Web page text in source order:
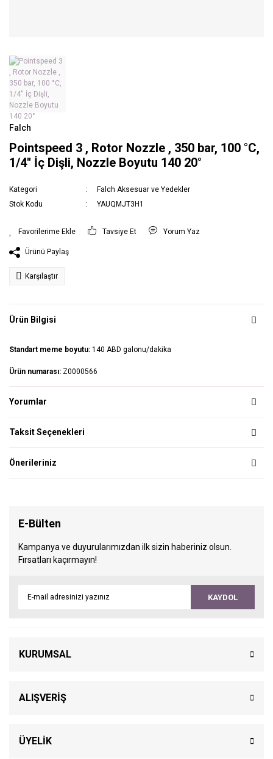
Falch
Pointspeed 3 , Rotor Nozzle , 350 bar, 100 °C,
1/4'' İç Dişli, Nozzle Boyutu 140 20°
Kategori
Falch Aksesuar ve Yedekler
Stok Kodu
YAUQMJT3H1
Tavsiye Et Yorum Yaz
Ürünü Paylaş
Karşılaştır
Ürün Bilgisi
Standart meme boyutu: 140 ABD galonu/dakika
Ürün numarası: Z0000566
Yorumlar
Taksit Seçenekleri
Önerileriniz
E-Bülten
Kampanya ve duyurularımızdan ilk sizin haberiniz olsun.
Fırsatları kaçırmayın!
KAYDOL
KURUMSAL
ALIŞVERİŞ
ÜYELİK